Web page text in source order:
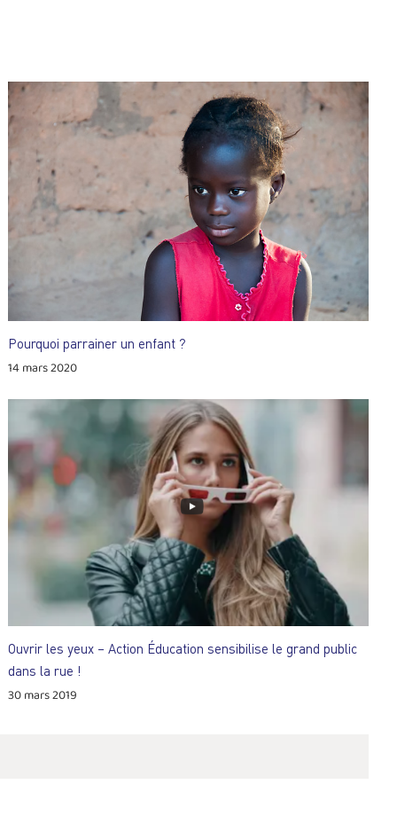
Pourquoi parrainer un enfant ?
14 mars 2020
Ouvrir les yeux – Action Éducation sensibilise le grand public
dans la rue !
30 mars 2019